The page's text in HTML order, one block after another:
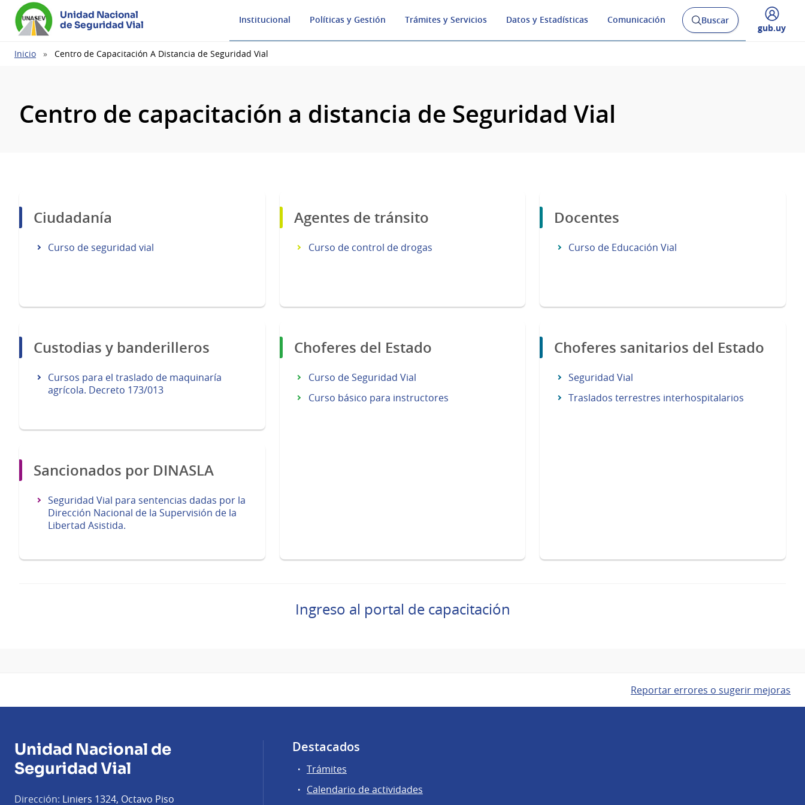
Unidad Nacional
de Seguridad Vial
Institucional Políticas y Gestión Trámites y Servicios Datos y Estadísticas Comunicación
Abrir
buscador
Buscar
Desplegar
gub.uy
Ruta
Inicio Centro de Capacitación A Distancia de Seguridad Vial
Centro de capacitación a distancia de Seguridad Vial
Ciudadanía
Curso de seguridad vial
Custodias y banderilleros
Cursos para el traslado de maquinaría
agrícola. Decreto 173/013
Sancionados por DINASLA
Seguridad Vial para sentencias dadas por la
Dirección Nacional de la Supervisión de la
Libertad Asistida.
Agentes de tránsito
Curso de control de drogas
Choferes del Estado
Curso de Seguridad Vial
Curso básico para instructores
Docentes
Curso de Educación Vial
Choferes sanitarios del Estado
Seguridad Vial
Traslados terrestres interhospitalarios
Ingreso al portal de capacitación
Reportar errores o sugerir mejoras
Unidad Nacional de
Seguridad Vial
Dirección: Liniers 1324, Octavo Piso
Destacados
Trámites
Calendario de actividades